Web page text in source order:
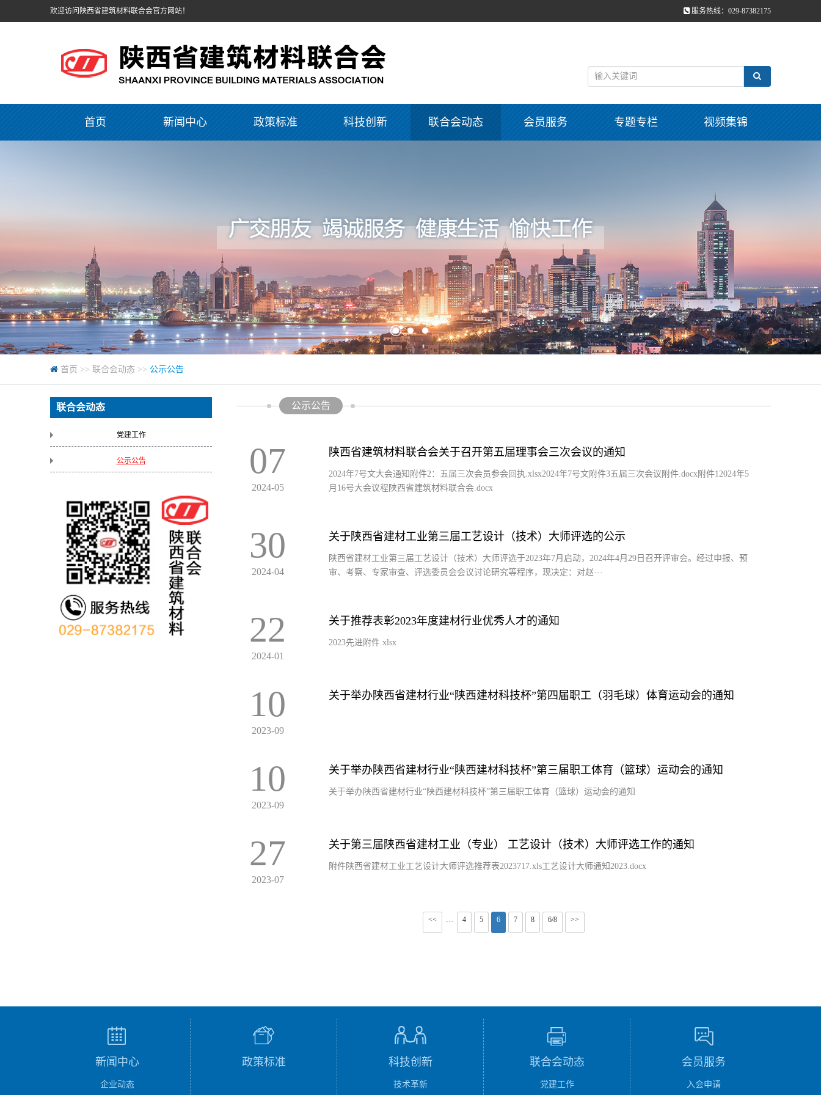
服务热线：029-87382175
欢迎访问陕西省建筑材料联合会官方网站！
首页 新闻中心 政策标准 科技创新 联合会动态 会员服务 专题专栏 视频集锦
首页 >> 联合会动态 >> 公示公告
联合会动态
党建工作
公示公告
公示公告
07
2024-05
陕西省建筑材料联合会关于召开第五届理事会三次会议的通知
2024年7号文大会通知附件2：五届三次会员参会回执.xlsx2024年7号文附件3五届三次会议附件.docx附件12024年5
月16号大会议程陕西省建筑材料联合会.docx
30
2024-04
关于陕西省建材工业第三届工艺设计（技术）大师评选的公示
陕西省建材工业第三届工艺设计（技术）大师评选于2023年7月启动，2024年4月29日召开评审会。经过申报、预
审、考察、专家审查、评选委员会会议讨论研究等程序，现决定：对赵···
22
2024-01
关于推荐表彰2023年度建材行业优秀人才的通知
2023先进附件.xlsx
10
2023-09
关于举办陕西省建材行业“陕西建材科技杯”第四届职工（羽毛球）体育运动会的通知
10
2023-09
关于举办陕西省建材行业“陕西建材科技杯”第三届职工体育（篮球）运动会的通知
关于举办陕西省建材行业“陕西建材科技杯”第三届职工体育（篮球）运动会的通知
27
2023-07
关于第三届陕西省建材工业（专业） 工艺设计（技术）大师评选工作的通知
附件陕西省建材工业工艺设计大师评选推荐表2023717.xls工艺设计大师通知2023.docx
<< ··· 4 5 6 7 8 6/8 >>
新闻中心
企业动态
政策标准 科技创新
技术革新
联合会动态
党建工作
会员服务
入会申请